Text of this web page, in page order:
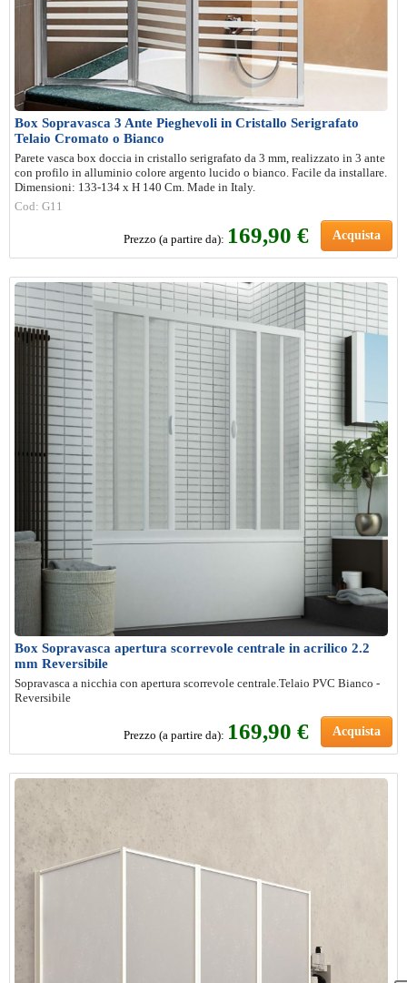
Box Sopravasca 3 Ante Pieghevoli in Cristallo Serigrafato
Telaio Cromato o Bianco
Parete vasca box doccia in cristallo serigrafato da 3 mm, realizzato in 3 ante
con profilo in alluminio colore argento lucido o bianco. Facile da installare.
Dimensioni: 133-134 x H 140 Cm. Made in Italy.
Cod: G11
Prezzo (a partire da): 169,90 € Acquista
Box Sopravasca apertura scorrevole centrale in acrilico 2.2
mm Reversibile
Sopravasca a nicchia con apertura scorrevole centrale.Telaio PVC Bianco -
Reversibile
Prezzo (a partire da): 169,90 € Acquista